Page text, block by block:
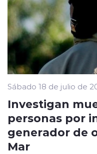
Sábado 18 de julio de
Investigan
personas por
generador de
Mar